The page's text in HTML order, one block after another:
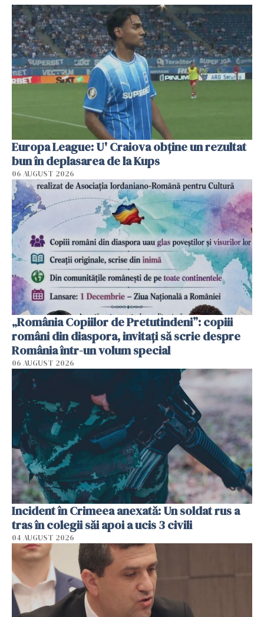
Europa League: U' Craiova obține un rezultat
bun în deplasarea de la Kups
06 AUGUST 2026
„România Copiilor de Pretutindeni”: copiii
români din diaspora, invitați să scrie despre
România într-un volum special
06 AUGUST 2026
Incident în Crimeea anexată: Un soldat rus a
tras în colegii săi apoi a ucis 3 civili
04 AUGUST 2026